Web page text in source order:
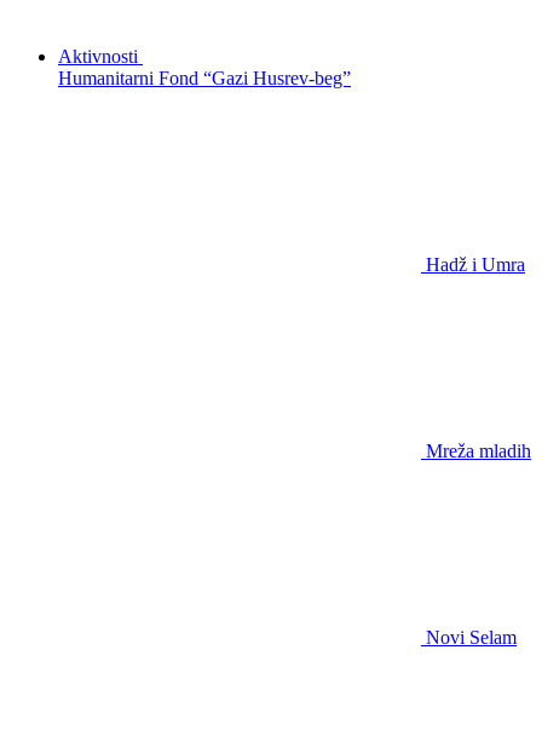
Aktivnosti
Humanitarni Fond “Gazi Husrev-beg”
Hadž i Umra
Mreža mladih
Novi Selam